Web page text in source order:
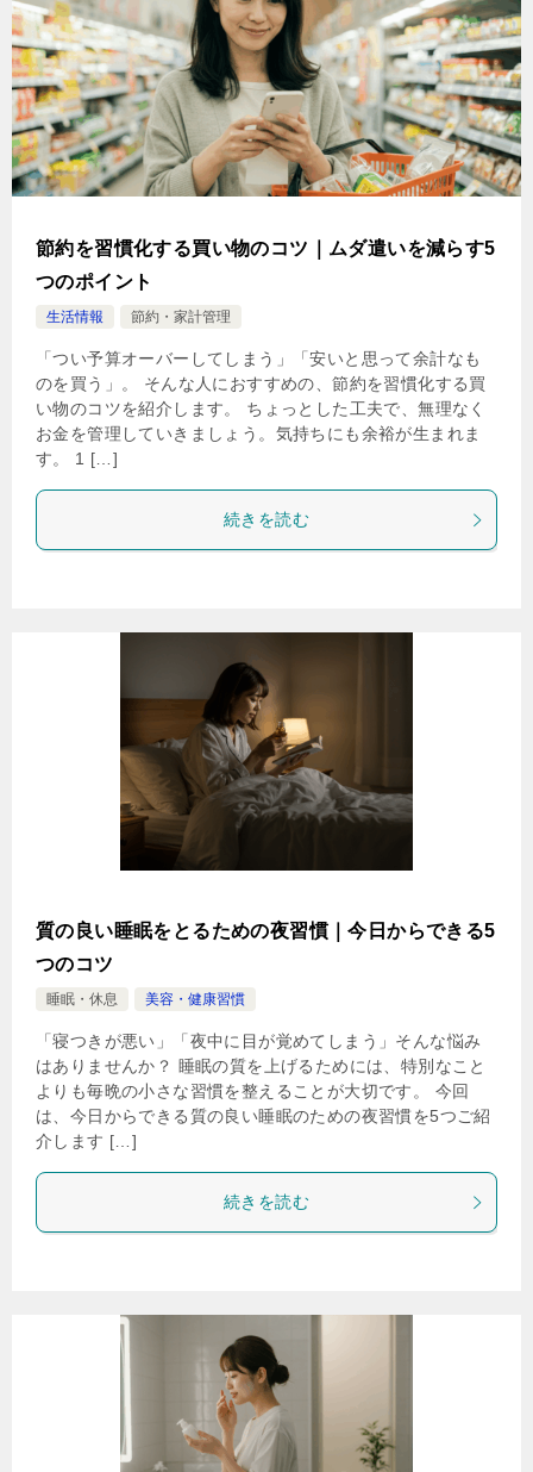
節約を習慣化する買い物のコツ｜ムダ遣いを減らす5
つのポイント
生活情報 節約・家計管理
「つい予算オーバーしてしまう」「安いと思って余計なも
のを買う」。 そんな人におすすめの、節約を習慣化する買
い物のコツを紹介します。 ちょっとした工夫で、無理なく
お金を管理していきましょう。気持ちにも余裕が生まれま
す。 1 […]
続きを読む
質の良い睡眠をとるための夜習慣｜今日からできる5
つのコツ
睡眠・休息 美容・健康習慣
「寝つきが悪い」「夜中に目が覚めてしまう」そんな悩み
はありませんか？ 睡眠の質を上げるためには、特別なこと
よりも毎晩の小さな習慣を整えることが大切です。 今回
は、今日からできる質の良い睡眠のための夜習慣を5つご紹
介します […]
続きを読む